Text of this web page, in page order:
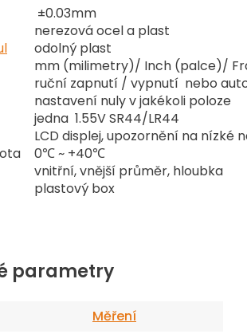
±0.03mm
nerezová ocel a plast
odolný plast
mm (milimetry)/ Inch (palce)/
ruční zapnutí / vypnutí nebo
nastavení nuly v jakékoli poloze
jedna 1.55V SR44/LR44
LCD displej, upozornění na
0℃ ~ +40℃
vnitřní, vnější průměr, hloubka
plastový box
parametry
Měření